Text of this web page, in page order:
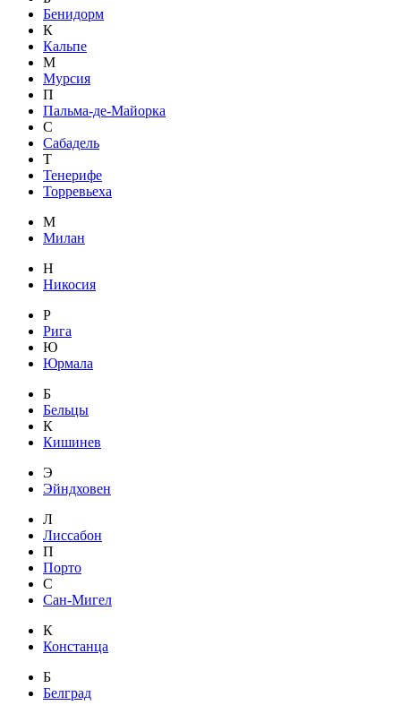
Бенидорм
К
Кальпе
М
Мурсия
П
Пальма-де-Майорка
С
Сабадель
Т
Тенерифе
Торревьеха
М
Милан
Н
Никосия
Р
Рига
Ю
Юрмала
Б
Бельцы
К
Кишинев
Э
Эйндховен
Л
Лиссабон
П
Порто
С
Сан-Мигел
К
Констанца
Б
Белград